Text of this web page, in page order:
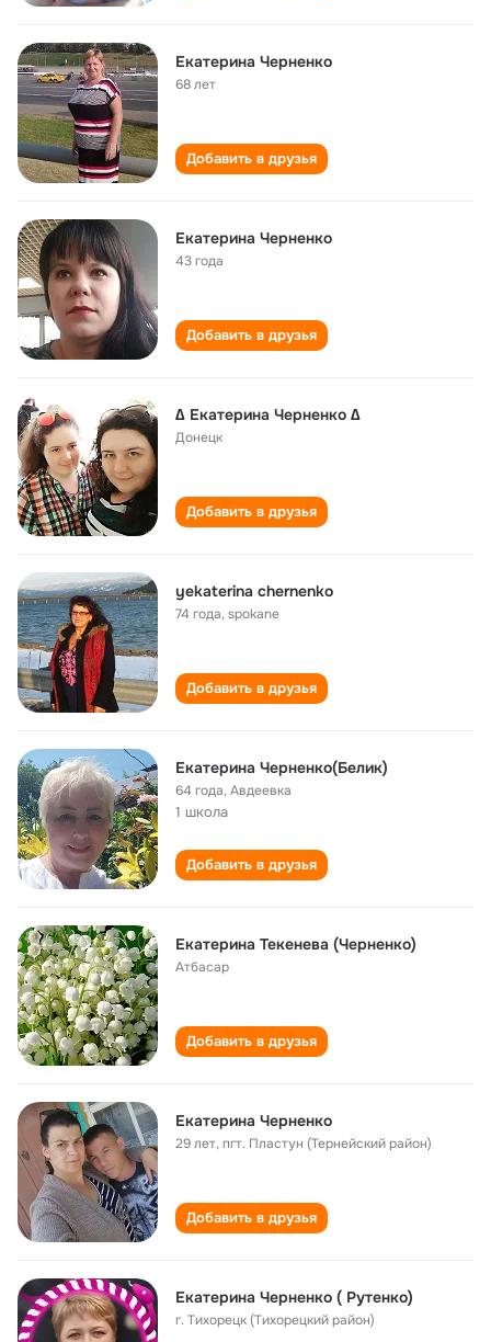
Екатерина Черненко
68 лет
Добавить в друзья
Екатерина Черненко
43 года
Добавить в друзья
∆ Екатерина Черненко ∆
Донецк
Добавить в друзья
yekaterina chernenko
74 года,spokane
Добавить в друзья
Екатерина Черненко(Белик)
64 года,Авдеевка
1 школа
Добавить в друзья
Екатерина Текенева (Черненко)
Атбасар
Добавить в друзья
Екатерина Черненко
29 лет,пгт. Пластун (Тернейский район)
Добавить в друзья
Екатерина Черненко ( Рутенко)
г. Тихорецк (Тихорецкий район)